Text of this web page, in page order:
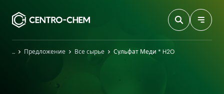
ГлавнаяПредложение Все сырье Сульфат Меди * H2O